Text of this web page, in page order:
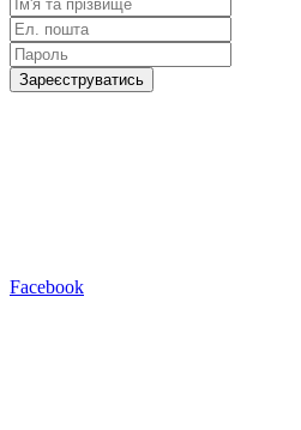
Зареєструватись
Facebook